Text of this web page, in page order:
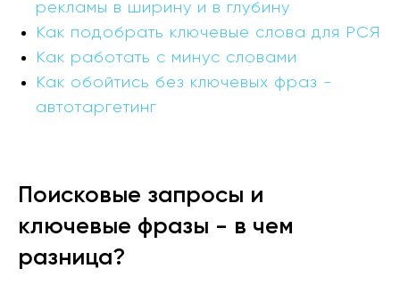
рекламы в ширину и в глубину
Как подобрать ключевые слова для РСЯ
Как работать с минус словами
Как обойтись без ключевых фраз -
автотаргетинг
Поисковые запросы и
ключевые фразы - в чем
разница?